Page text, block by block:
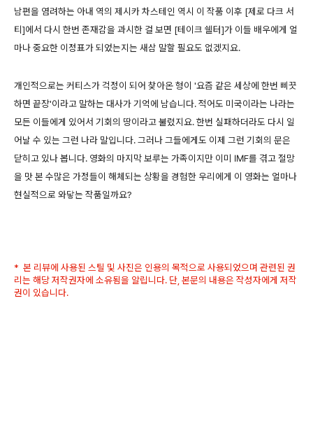
남편을 염려하는 아내 역의 제시카 차스테인 역시 이 작품 이후 [제로 다크 서
티]에서 다시 한번 존재감을 과시한 걸 보면 [테이크 쉘터]가 이들 배우에게 얼
마나 중요한 이정표가 되었는지는 새삼 말할 필요도 없겠지요.
개인적으로는 커티스가 걱정이 되어 찾아온 형이 '요즘 같은 세상에 한번 삐끗
하면 끝장'이라고 말하는 대사가 기억에 남습니다. 적어도 미국이라는 나라는
모든 이들에게 있어서 기회의 땅이라고 불렸지요. 한번 실패하더라도 다시 일
어날 수 있는 그런 나라 말입니다. 그러나 그들에게도 이제 그런 기회의 문은
닫히고 있나 봅니다. 영화의 마지막 보루는 가족이지만 이미 IMF를 겪고 절망
을 맛 본 수많은 가정들이 해체되는 상황을 경험한 우리에게 이 영화는 얼마나
현실적으로 와닿는 작품일까요?
* 본 리뷰에 사용된 스틸 및 사진은 인용의 목적으로 사용되었으며 관련된 권
리는 해당 저작권자에 소유됨을 알립니다. 단, 본문의 내용은 작성자에게 저작
권이 있습니다.